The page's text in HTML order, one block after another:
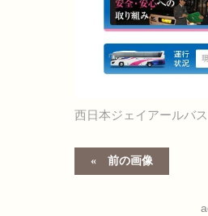
西日本ジェイアールバス
前の画像